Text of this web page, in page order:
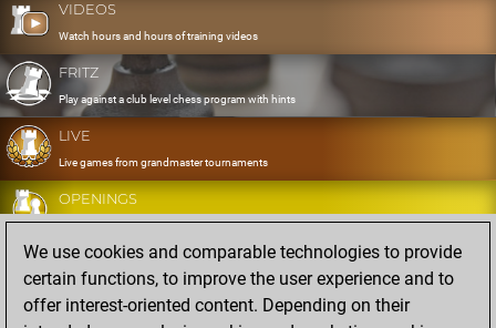
VIDEOS
Watch hours and hours of training videos
FRITZ
Play against a club level chess program with hints
LIVE
Live games from grandmaster tournaments
OPENINGS
Develop and exercise your openings
DATABASE
Eight million strong games
We use cookies and comparable technologies to provide
certain functions, to improve the user experience and to
offer interest-oriented content. Depending on their